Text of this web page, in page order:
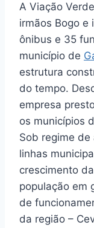
A Viação
irmãos Bogo e
ônibus e 35
município de
estrutura
do tempo.
empresa
os municípios
Sob regime de
linhas
crescimento
população em
de
da região –